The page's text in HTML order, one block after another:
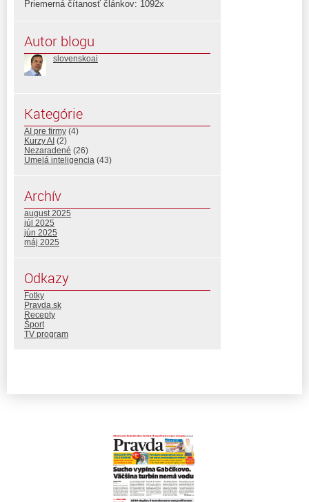
Priemerná čítanosť článkov: 1092x
Autor blogu
slovenskoai
Kategórie
AI pre firmy (4)
Kurzy AI (2)
Nezaradené (26)
Umelá inteligencia (43)
Archív
august 2025
júl 2025
jún 2025
máj 2025
Odkazy
Fotky
Pravda.sk
Recepty
Šport
TV program